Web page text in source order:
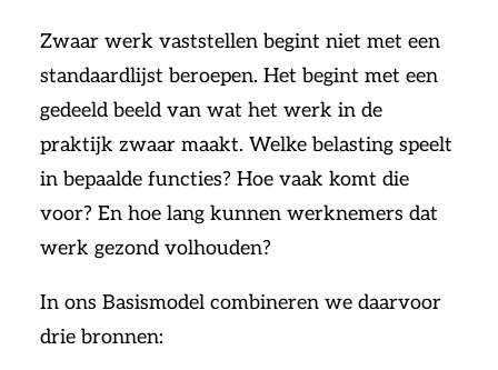
Zwaar werk vaststellen begint niet met een
standaardlijst beroepen. Het begint met een
gedeeld beeld van wat het werk in de
praktijk zwaar maakt. Welke belasting speelt
in bepaalde functies? Hoe vaak komt die
voor? En hoe lang kunnen werknemers dat
werk gezond volhouden?
In ons Basismodel combineren we daarvoor
drie bronnen: